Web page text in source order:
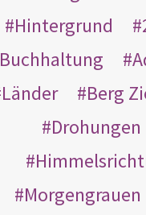
Hintergrund
Buchhaltung
Länder
Berg
Drohungen
Morgengrauen